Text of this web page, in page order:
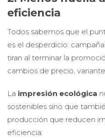
eficiencia
Todos sabemos que el
es el desperdicio:
tiran al terminar la
cambios de precio,
La impresión ecológica
sostenibles sino que
producción que reducen
eficiencia: